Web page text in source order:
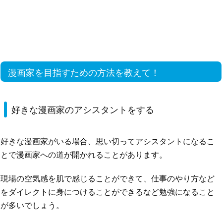
漫画家を目指すための方法を教えて！
好きな漫画家のアシスタントをする
好きな漫画家がいる場合、思い切ってアシスタントになるこ
とで漫画家への道が開かれることがあります。
現場の空気感を肌で感じることができて、仕事のやり方など
をダイレクトに身につけることができるなど勉強になること
が多いでしょう。